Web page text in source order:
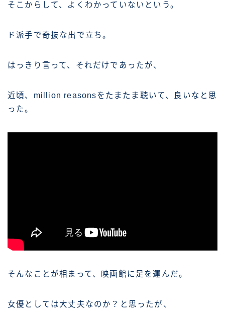
そこからして、よくわかっていないという。
ド派手で奇抜な出で立ち。
はっきり言って、それだけであったが、
近頃、million reasonsをたまたま聴いて、良いなと思
った。
そんなことが相まって、映画館に足を運んだ。
女優としては大丈夫なのか？と思ったが、